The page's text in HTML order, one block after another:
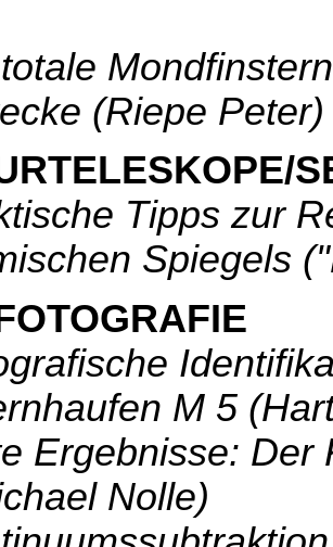
(Riepe Peter)
Tipps zur
Spiegels
M 5
Ergebnisse: Der
Nolle)